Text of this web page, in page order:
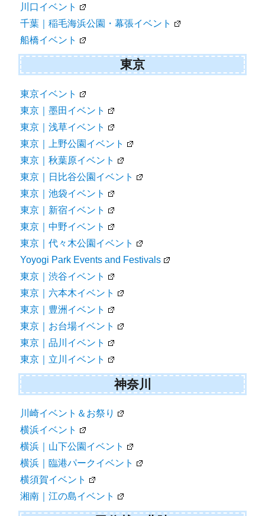
川口イベント
千葉｜稲毛海浜公園・幕張イベント
船橋イベント
東京
東京イベント
東京｜墨田イベント
東京｜浅草イベント
東京｜上野公園イベント
東京｜秋葉原イベント
東京｜日比谷公園イベント
東京｜池袋イベント
東京｜新宿イベント
東京｜中野イベント
東京｜代々木公園イベント
Yoyogi Park Events and Festivals
東京｜渋谷イベント
東京｜六本木イベント
東京｜豊洲イベント
東京｜お台場イベント
東京｜品川イベント
東京｜立川イベント
神奈川
川崎イベント＆お祭り
横浜イベント
横浜｜山下公園イベント
横浜｜臨港パークイベント
横須賀イベント
湘南｜江の島イベント